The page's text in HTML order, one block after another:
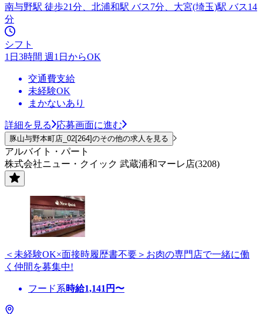
南与野駅 徒歩21分、北浦和駅 バス7分、大宮(埼玉)駅 バス14
分
シフト
1日3時間 週1日からOK
交通費支給
未経験OK
まかないあり
詳細を見る 応募画面に進む
豚山与野本町店_02[264]のその他の求人を見る
アルバイト・パート
株式会社ニュー・クイック 武蔵浦和マーレ店(3208)
＜未経験OK×面接時履歴書不要＞お肉の専門店で一緒に働
く仲間を募集中!
フード系時給1,141 円〜